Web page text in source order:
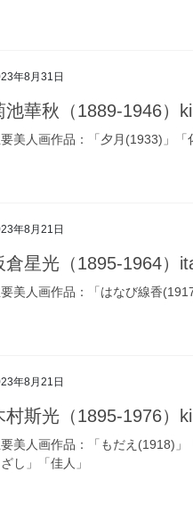
年8月31日
池華秋（1889-1946）
美人画作品：「夕月(1933)」「
年8月21日
倉星光（1895-1964）
美人画作品：「はなび線香
年8月21日
村斯光（1895-1976）
美人画作品：「もだえ(1918)
し」「佳人」